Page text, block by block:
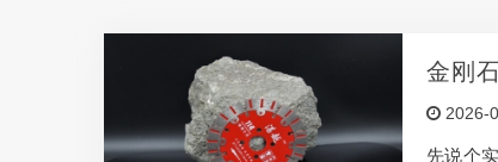
金刚
2026-
先说个